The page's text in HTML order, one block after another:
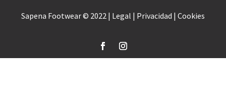
Sapena Footwear © 2022 | Legal | Privacidad | Cookies